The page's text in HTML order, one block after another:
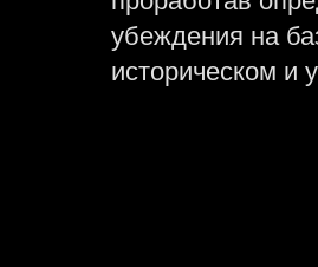
убеждения на
историческом и